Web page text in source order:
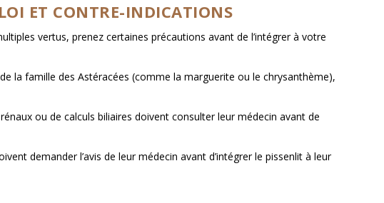
ET CONTRE-INDICATIONS
vertus, prenez certaines précautions avant de l’intégrer à votre
la famille des Astéracées (comme la marguerite ou le chrysanthème),
ou de calculs biliaires doivent consulter leur médecin avant de
demander l’avis de leur médecin avant d’intégrer le pissenlit à leur